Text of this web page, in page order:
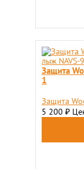
Защита
1
Защита
5 200 ₽